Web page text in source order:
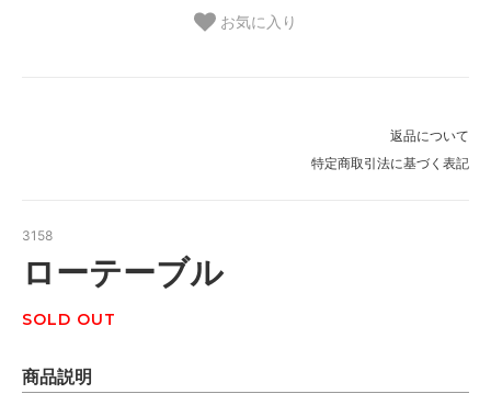
お気に入り
返品について
特定商取引法に基づく表記
3158
ローテーブル
SOLD OUT
商品説明